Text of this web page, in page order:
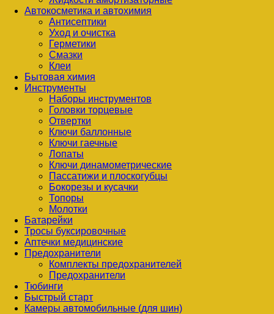
Автокосметика и автохимия
Антисептики
Уход и очистка
Герметики
Смазки
Клеи
Бытовая химия
Инструменты
Наборы инструментов
Головки торцевые
Отвертки
Ключи баллонные
Ключи гаечные
Лопаты
Ключи динамометрические
Пассатижи и плоскогубцы
Бокорезы и кусачки
Топоры
Молотки
Батарейки
Тросы буксировочные
Аптечки медицинские
Предохранители
Комплекты предохранителей
Предохранители
Тюбинги
Быстрый старт
Камеры автомобильные (для шин)